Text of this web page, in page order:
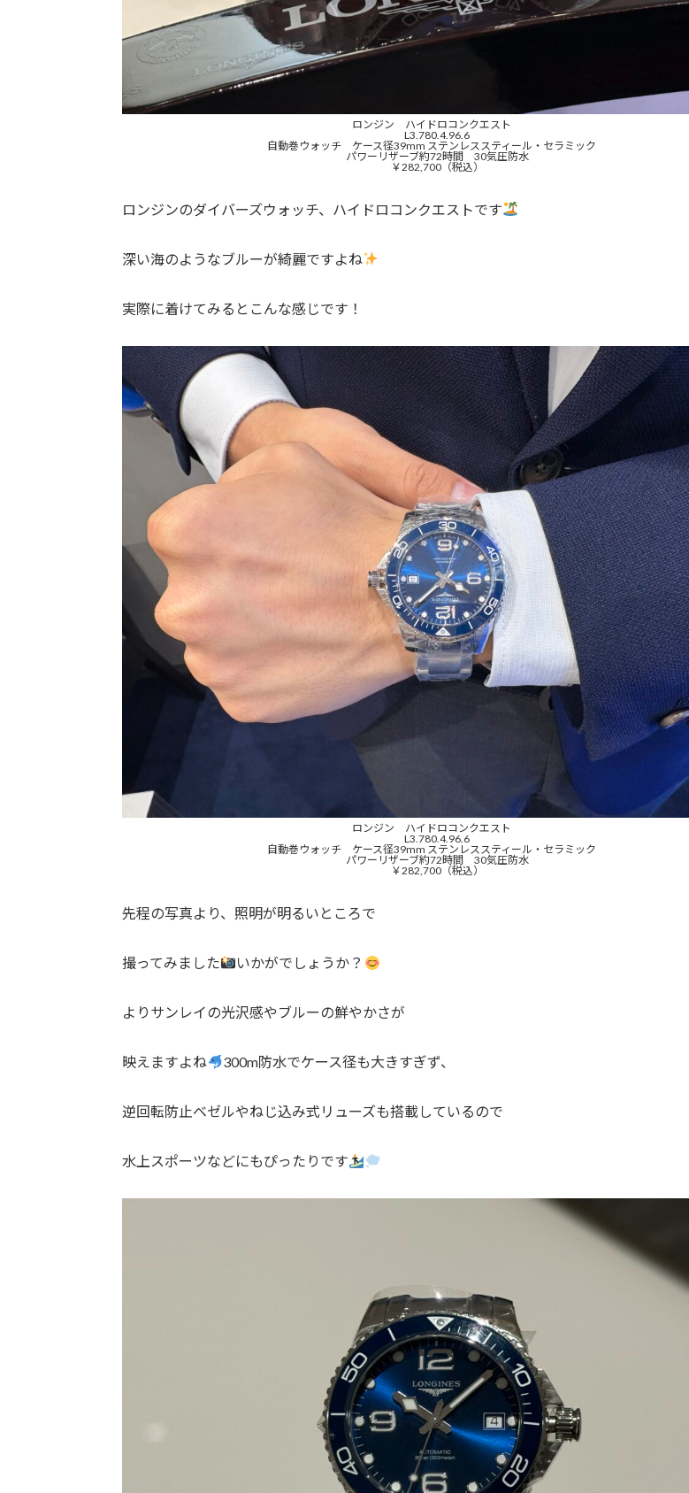
ロンジン ハイドロコンクエスト
L3.780.4.96.6
自動巻ウォッチ ケース径39mm ステンレススティール・セラミック
パワーリザーブ約72時間 30気圧防水
￥282,700（税込）
ロンジンのダイバーズウォッチ、ハイドロコンクエストです
深い海のようなブルーが綺麗ですよね
実際に着けてみるとこんな感じです！
ロンジン ハイドロコンクエスト
L3.780.4.96.6
自動巻ウォッチ ケース径39mm ステンレススティール・セラミック
パワーリザーブ約72時間 30気圧防水
￥282,700（税込）
先程の写真より、照明が明るいところで
撮ってみました いかがでしょうか？
よりサンレイの光沢感やブルーの鮮やかさが
映えますよね 300m防水でケース径も大きすぎず、
逆回転防止ベゼルやねじ込み式リューズも搭載しているので
水上スポーツなどにもぴったりです